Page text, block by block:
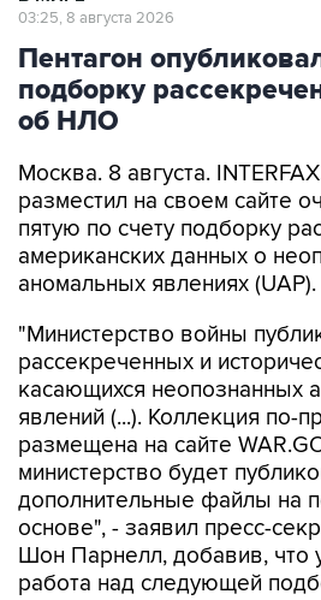
03:25, 8 августа 2026
Пентагон
подборку
об НЛО
Москва. 8 августа.
разместил на своем сайте
пятую по счету подборку
американских данных о
аномальных явлениях (UAP).
"Министерство войны
рассекреченных и
касающихся неопознанных
явлений (...). Коллекция по-
размещена на сайте
министерство будет
дополнительные файлы на
основе", - заявил пресс-
Шон Парнелл, добавив, что
работа над следующей